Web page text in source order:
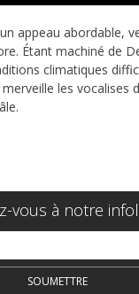
appeau abordable,
Étant machiné de
climatiques
les vocalises
vous à notre
SOUMETTRE